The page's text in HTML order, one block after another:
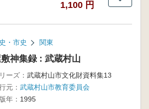
1,100 円
・市史 関東
神集録 : 武蔵村山
ーズ： 武蔵村山市文化財資料集13
元： 武蔵村山市教育委員会
年： 1995